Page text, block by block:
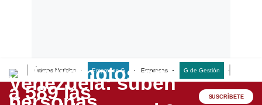
Últimas Noticias Empresas G Empresas G de Gestión
Lo último
Peru Quiosco SUSCRÍBETE